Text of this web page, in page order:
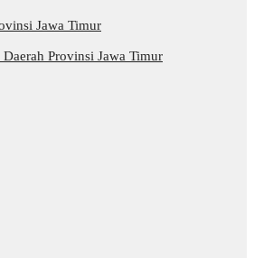
Jawa Timur
Provinsi Jawa Timur